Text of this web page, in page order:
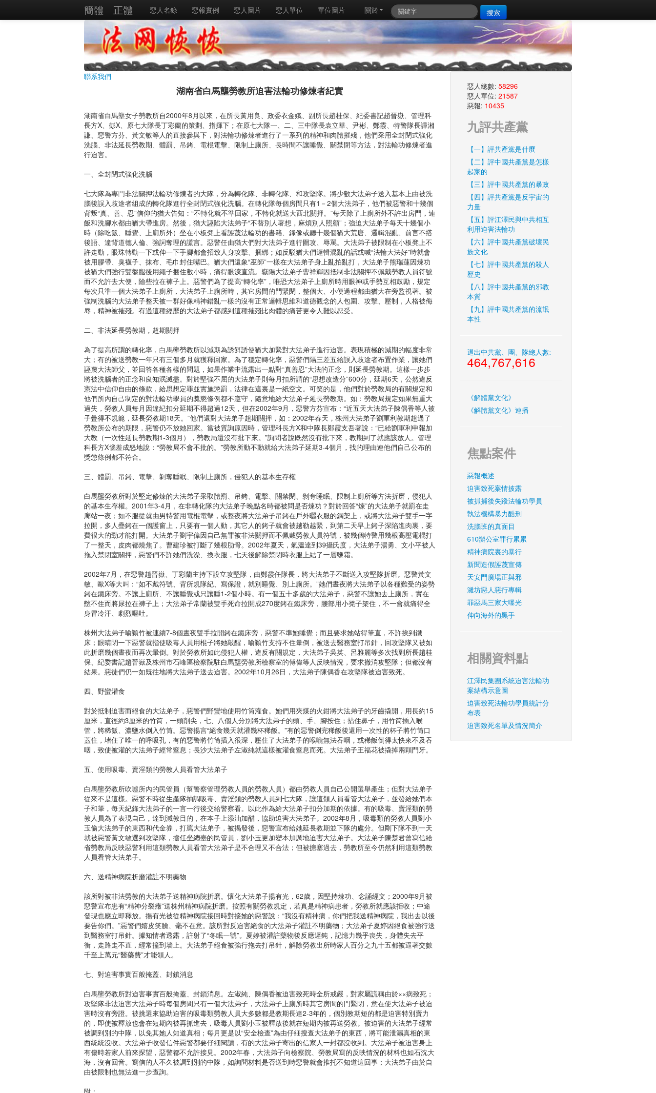
簡體 正體 惡人名錄 惡報實例 惡人圖片 惡人單位 單位圖片 搜索
關於
聯系我們
湖南省白馬壟勞教所迫害法輪功修煉者紀實
湖南省白馬壟女子勞教所自2000年8月以來，在所長黃用良、政委衣金娥、副所長趙桂保、紀委書記趙晉嶽、管理科
長方Χ、彭Χ、原七大隊長丁彩蘭的策劃、指揮下；在原七大隊一、二、三中隊長袁立華、尹彬、鄭霞、特警隊長譚湘
謙、惡警方芬、黃文敏等人的直接參與下，對法輪功修煉者進行了一系列的精神和肉體摧殘，他們采用全封閉式強化
洗腦、非法延長勞教期、體罰、吊銬、電棍電擊、限制上廁所、長時間不讓睡覺、關禁閉等方法，對法輪功修煉者進
行迫害。
一、全封閉式強化洗腦
七大隊為專門非法關押法輪功修煉者的大隊，分為轉化隊、非轉化隊、和攻堅隊。將少數大法弟子送入基本上由被洗
腦後誤入歧途者組成的轉化隊進行全封閉式強化洗腦。在轉化隊每個房間只有1－2個大法弟子，他們被惡警和十幾個
背叛“真、善、忍”信仰的猶大告知：“不轉化就不準回家，不轉化就送大西北關押。”每天除了上廁所外不許出房門，連
飯和洗腳水都由猶大帶進房。然後，猶大誣陷大法弟子“不替別人著想，麻煩別人照顧”；強迫大法弟子每天十幾個小
時（除吃飯、睡覺、上廁所外）坐在小板凳上看誣蔑法輪功的書籍、錄像或聽十幾個猶大荒唐、邏輯混亂、前言不搭
後語、違背道德人倫、強詞奪理的謊言。惡警任由猶大們對大法弟子進行圍攻、辱罵。大法弟子被限制在小板凳上不
許走動，眼珠轉動一下或伸一下手腳都會招致人身攻擊、捆綁；如反駁猶大們邏輯混亂的話或喊“法輪大法好”時就會
被用膠帶、臭襪子、抹布、毛巾封住嘴巴。猶大們還象“巫師”一樣在大法弟子身上亂拍亂打，大法弟子熊瑞蓮因煉功
被猶大們強行雙盤腿後用繩子捆住數小時，痛得眼淚直流。嶽陽大法弟子曹祥輝因抵制非法關押不佩戴勞教人員符號
而不允許去大便，險些拉在褲子上。惡警們為了提高“轉化率”，唯恐大法弟子上廁所時用眼神或手勢互相鼓勵，規定
每次只準一個大法弟子上廁所，大法弟子上廁所時，其它房間的門緊閉，整個大、小便過程都由猶大在旁監視著。被
強制洗腦的大法弟子整天被一群好像精神錯亂一樣的沒有正常邏輯思維和道德觀念的人包圍、攻擊、壓制，人格被侮
辱，精神被摧殘。有過這種經歷的大法弟子都感到這種摧殘比肉體的痛苦更令人難以忍受。
二、非法延長勞教期，超期關押
為了提高所謂的轉化率，白馬壟勞教所以減期為誘餌誘使猶大加緊對大法弟子進行迫害。表現積極的減期的幅度非常
大；有的被送勞教一年只有三個多月就獲釋回家。為了穩定轉化率，惡警們隔三差五給誤入歧途者布置作業，讓她們
誣蔑大法師父，並回答各種各樣的問題，如果作業中流露出一點對“真善忍”大法的正念，則延長勞教期。這樣一步步
將被洗腦者的正念和良知泯滅盡。對於堅強不屈的大法弟子則每月扣所謂的“思想改造分”600分，延期6天，公然違反
憲法中信仰自由的條款，給思想定罪並實施懲罰，法律在這裏是一紙空文。可笑的是，他們對於勞教局的有關規定和
他們所內自己制定的對法輪功學員的獎懲條例都不遵守，隨意地給大法弟子延長勞教期。如：勞教局規定如果無重大
過失，勞教人員每月因違紀扣分延期不得超過12天，但在2002年9月，惡警方芬宣布：“近五天大法弟子陳偶香等人被
子疊得不規範，延長勞教期18天。”他們還對大法弟子超期關押，如：2002年春天，株州大法弟子劉軍利教期超過了
勞教所公布的期限，惡警仍不放她回家。當被質詢原因時，管理科長方Χ和中隊長鄭霞支吾著說：“已給劉軍利申報加
大教（一次性延長勞教期1-3個月），勞教局還沒有批下來。”詢問者說既然沒有批下來，教期到了就應該放人。管理
科長方Χ惱羞成怒地說：“勞教局不會不批的。”勞教所動不動就給大法弟子延期3-4個月，找的理由連他們自己公布的
獎懲條例都不符合。
三、體罰、吊銬、電擊、剝奪睡眠、限制上廁所，侵犯人的基本生存權
白馬壟勞教所對於堅定修煉的大法弟子采取體罰、吊銬、電擊、關禁閉、剝奪睡眠、限制上廁所等方法折磨，侵犯人
的基本生存權。2001年3-4月，在非轉化隊的大法弟子晚點名時都被問是否煉功？對於回答“煉”的大法弟子就罰在走
廊站一夜；如不服從就由男特警用電棍電擊，或整夜將大法弟子吊銬在戶外曬衣服的鋼架上，或將大法弟子雙手一字
拉開，多人疊銬在一個護窗上，只要有一個人動，其它人的銬子就會被越勒越緊，到第二天早上銬子深陷進肉裏，要
費很大的勁才能打開。大法弟子劉宇偉因自己無罪被非法關押而不佩戴勞教人員符號，被幾個特警用幾根高壓電棍打
了一整天，皮肉都燒焦了。曹建珍被打斷了幾根肋骨。2002年夏天，氣溫達到39攝氏度，大法弟子湯勇、文小平被人
拖入禁閉室關押，惡警們不許她們洗澡、換衣服，七天後解除禁閉時衣服上結了一層鹽霜。
2002年7月，在惡警趙晉嶽、丁彩蘭主持下設立攻堅隊，由鄭霞任隊長，將大法弟子不斷送入攻堅隊折磨。惡警黃文
敏、歐Χ等大叫：“如不戴符號、背所規隊紀、寫保證，就別睡覺、別上廁所。”她們晝夜將大法弟子以各種難受的姿勢
銬在鐵床旁。不讓上廁所、不讓睡覺或只讓睡1-2個小時。有一個五十多歲的大法弟子，惡警不讓她去上廁所，實在
憋不住而將尿拉在褲子上；大法弟子常蘭被雙手死命拉開成270度銬在鐵床旁，腰部用小凳子架住，不一會就痛得全
身冒冷汗、劇烈嘔吐。
株州大法弟子喻穎竹被連續7-8個晝夜雙手拉開銬在鐵床旁，惡警不準她睡覺；而且要求她站得筆直，不許挨到鐵
床；眼晴閉一下惡警就指使吸毒人員用棍子將她敲醒，喻穎竹支持不住暈倒，被送去醫務室打吊針，回攻堅隊又被如
此折磨幾個晝夜而再次暈倒。對於勞教所如此侵犯人權，違反有關規定，大法弟子吳英、呂雅麗等多次找副所長趙桂
保、紀委書記趙晉嶽及株州市石峰區檢察院駐白馬壟勞教所檢察室的傅偉等人反映情況，要求撤消攻堅隊；但都沒有
結果。惡徒們仍一如既往地將大法弟子送去迫害。2002年10月26日，大法弟子陳偶香在攻堅隊被迫害致死。
四、野蠻灌食
對於抵制迫害而絕食的大法弟子，惡警們野蠻地使用竹筒灌食。她們用夾煤的火鉗將大法弟子的牙齒撬開，用長約15
厘米，直徑約3厘米的竹筒，一頭削尖，七、八個人分別將大法弟子的頭、手、腳按住；拈住鼻子，用竹筒插入喉
管，將稀飯、濃鹽水倒入竹筒。惡警揚言“絕食幾天就灌幾杯稀飯。”有的惡警倒完稀飯後還用一次性的杯子將竹筒口
蓋住，堵住了唯一的呼吸孔，有的惡警將竹筒插入很深，壓住了大法弟子的喉嚨無法吞咽，或稀飯倒得太快來不及吞
咽，致使被灌的大法弟子經常窒息；長沙大法弟子左淑純就這樣被灌食窒息而死。大法弟子王福花被撬掉兩顆門牙。
五、使用吸毒、賣淫類的勞教人員看管大法弟子
白馬壟勞教所吹噓所內的民管員（幫警察管理勞教人員的勞教人員）都由勞教人員自己公開選舉產生；但對大法弟子
從來不是這樣。惡警不時從生產隊抽調吸毒、賣淫類的勞教人員到七大隊，讓這類人員看管大法弟子，並發給她們本
子和筆，每天紀錄大法弟子的一言一行後交給警察看。以此作為給大法弟子扣分加期的依據。有的吸毒、賣淫類的勞
教人員為了表現自己，達到減教目的，在本子上添油加醋，協助迫害大法弟子。2002年8月，吸毒類的勞教人員劉小
玉偷大法弟子的東西和代金券，打罵大法弟子，被揭發後，惡警宣布給她延長教期並下隊的處分。但剛下隊不到一天
就被惡警黃文敏選到攻堅隊，擔任坐總臺的民管員，劉小玉更加變本加厲地迫害大法弟子。大法弟子陳楚君曾寫信給
省勞教局反映惡警利用這類勞教人員看管大法弟子是不合理又不合法；但被搪塞過去，勞教所至今仍然利用這類勞教
人員看管大法弟子。
六、送精神病院折磨灌註不明藥物
該所對被非法勞教的大法弟子送精神病院折磨。懷化大法弟子揚有光，62歲，因堅持煉功、念誦經文；2000年9月被
惡警宣布患有“精神分裂癥”送株州精神病院折磨。按照有關勞教規定，若真是精神病患者，勞教所就應該拒收；中途
發現也應立即釋放。揚有光被從精神病院接回時對接她的惡警說：“我沒有精神病，你們把我送精神病院，我出去以後
要告你們。”惡警們嬉皮笑臉、毫不在意。該所對反迫害絕食的大法弟子灌註不明藥物；大法弟子夏婷因絕食被強行送
到醫務室打吊針。據知情者透露，註射了“冬眠一號”。夏婷被灌註藥物後反應遲鈍，記憶力幾乎喪失，身體失去平
衡，走路走不直，經常撞到墻上。大法弟子絕食被強行拖去打吊針，解除勞教出所時家人百分之九十五都被逼著交數
千至上萬元“醫藥費”才能領人。
七、對迫害事實百般掩蓋、封鎖消息
白馬壟勞教所對迫害事實百般掩蓋、封鎖消息。左淑純、陳偶香被迫害致死時全所戒嚴，對家屬謊稱由於××病致死；
攻堅隊非法迫害大法弟子時每個房間只有一個大法弟子，大法弟子上廁所時其它房間的門緊閉，意在使大法弟子被迫
害時沒有旁證。被挑選來協助迫害的吸毒類勞教人員大多數都是教期長達2-3年的，個別教期短的都是迫害特別賣力
的，即使被釋放也會在短期內被再抓進去，吸毒人員劉小玉被釋放後就在短期內被再送勞教。被迫害的大法弟子經常
被調到別的中隊，以免其她人知道真相；每月更是以“安全檢查”為由仔細搜查大法弟子的東西，將可能泄漏真相的東
西統統沒收。大法弟子收發信件惡警都要仔細閱讀，有的大法弟子寄出的信家人一封都沒收到。大法弟子被迫害身上
有傷時若家人前來探望，惡警都不允許接見。2002年春，大法弟子向檢察院、勞教局寫的反映情況的材料也如石沈大
海，沒有回音。寫信的人不久被調到別的中隊，如詢問材料是否送到時惡警就會推托不知道這回事；大法弟子由於自
由被限制也無法進一步查詢。
附：
惡人總數: 58296
惡人單位: 21587
惡報: 10435
九評共產黨
【一】評共產黨是什麼
【二】評中國共產黨是怎樣
起家的
【三】評中國共產黨的暴政
【四】評共產黨是反宇宙的
力量
【五】評江澤民與中共相互
利用迫害法輪功
【六】評中國共產黨破壞民
族文化
【七】評中國共產黨的殺人
歷史
【八】評中國共產黨的邪教
本質
【九】評中國共產黨的流氓
本性
退出中共黨、團、隊總人數:
464,767,616
《解體黨文化》
《解體黨文化》連播
焦點案件
惡報概述
迫害致死案情披露
被抓捕後失蹤法輪功學員
執法機構暴力酷刑
洗腦班的真面目
610辦公室罪行累累
精神病院裏的暴行
新聞造假誣蔑宣傳
天安門廣場正與邪
濰坊惡人惡行專輯
罪惡馬三家大曝光
伸向海外的黑手
相關資料點
江澤民集團系統迫害法輪功
案結構示意圖
迫害致死法輪功學員統計分
布表
迫害致死名單及情況簡介